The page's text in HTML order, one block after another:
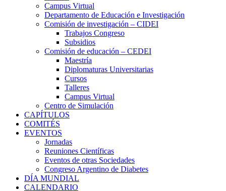
Campus Virtual
Departamento de Educación e Investigación
Comisión de investigación – CIDEI
Trabajos Congreso
Subsidios
Comisión de educación – CEDEI
Maestría
Diplomaturas Universitarias
Cursos
Talleres
Campus Virtual
Centro de Simulación
CAPÍTULOS
COMITÉS
EVENTOS
Jornadas
Reuniones Científicas
Eventos de otras Sociedades
Congreso Argentino de Diabetes
DÍA MUNDIAL
CALENDARIO